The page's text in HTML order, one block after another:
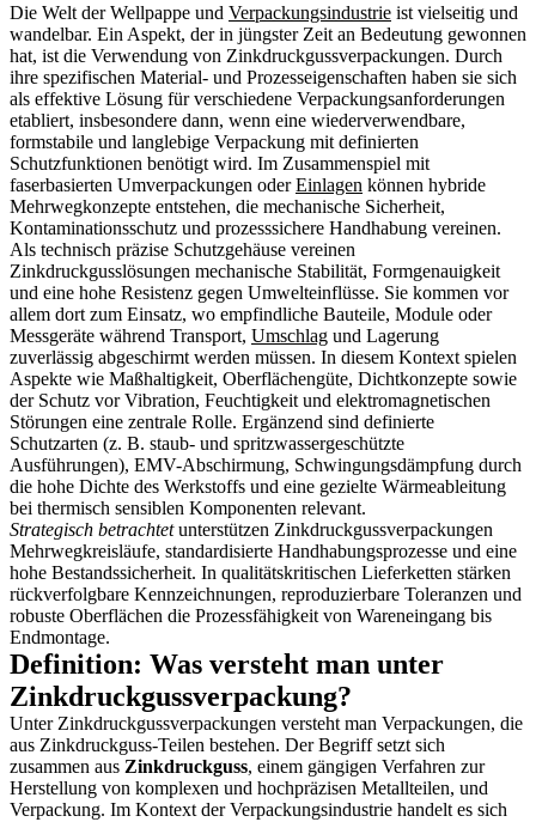
Die Welt der Wellpappe und Verpackungsindustrie ist vielseitig und
wandelbar. Ein Aspekt, der in jüngster Zeit an Bedeutung gewonnen
hat, ist die Verwendung von Zinkdruckgussverpackungen. Durch
ihre spezifischen Material- und Prozesseigenschaften haben sie sich
als effektive Lösung für verschiedene Verpackungsanforderungen
etabliert, insbesondere dann, wenn eine wiederverwendbare,
formstabile und langlebige Verpackung mit definierten
Schutzfunktionen benötigt wird. Im Zusammenspiel mit
faserbasierten Umverpackungen oderEinlagen können hybride
Mehrwegkonzepte entstehen, die mechanische Sicherheit,
Kontaminationsschutz und prozesssichere Handhabung vereinen.
Als technisch präzise Schutzgehäuse vereinen
Zinkdruckgusslösungen mechanische Stabilität, Formgenauigkeit
und eine hohe Resistenz gegen Umwelteinflüsse. Sie kommen vor
allem dort zum Einsatz, wo empfindliche Bauteile, Module oder
Messgeräte während Transport, Umschlag und Lagerung
zuverlässig abgeschirmt werden müssen. In diesem Kontext spielen
Aspekte wie Maßhaltigkeit, Oberflächengüte, Dichtkonzepte sowie
der Schutz vor Vibration, Feuchtigkeit und elektromagnetischen
Störungen eine zentrale Rolle. Ergänzend sind definierte
Schutzarten (z. B. staub- und spritzwassergeschützte
Ausführungen), EMV-Abschirmung, Schwingungsdämpfung durch
die hohe Dichte des Werkstoffs und eine gezielte Wärmeableitung
bei thermisch sensiblen Komponenten relevant.
Strategisch betrachtetunterstützen Zinkdruckgussverpackungen
Mehrwegkreisläufe, standardisierte Handhabungsprozesse und eine
hohe Bestandssicherheit. In qualitätskritischen Lieferketten stärken
rückverfolgbare Kennzeichnungen, reproduzierbare Toleranzen und
robuste Oberflächen die Prozessfähigkeit von Wareneingang bis
Endmontage.
Definition: Was versteht man unter
Zinkdruckgussverpackung?
Unter Zinkdruckgussverpackungen versteht man Verpackungen, die
aus Zinkdruckguss-Teilen bestehen. Der Begriff setzt sich
zusammen aus Zinkdruckguss, einem gängigen Verfahren zur
Herstellung von komplexen und hochpräzisen Metallteilen, und
Verpackung. Im Kontext der Verpackungsindustrie handelt es sich